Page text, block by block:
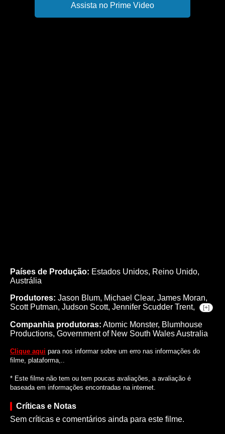
Assista no Prime Video
Países de Produção: Estados Unidos, Reino Unido,
Austrália
Produtores: Jason Blum, Michael Clear, James Moran,
Scott Putman, Judson Scott, Jennifer Scudder Trent, [+]
Companhia produtoras: Atomic Monster, Blumhouse
Productions, Government of New South Wales Australia
Clique aqui para nos informar sobre um erro nas informações do
filme, plataforma,..
* Este filme não tem ou tem poucas avaliações, a avaliação é
baseada em informações encontradas na internet.
Críticas e Notas
Sem críticas e comentários ainda para este filme.